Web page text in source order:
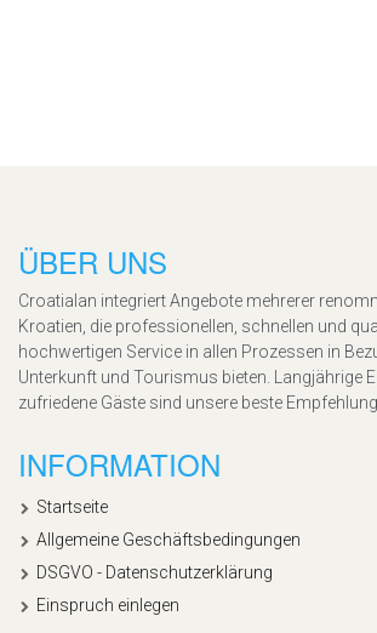
ÜBER UNS
Croatialan integriert Angebote mehrerer
Kroatien, die professionellen, schnellen und
hochwertigen Service in allen Prozessen in
Unterkunft und Tourismus bieten. Langjährige
zufriedene Gäste sind unsere beste Empfehlung.
INFORMATION
Startseite
Allgemeine Geschäftsbedingungen
DSGVO - Datenschutzerklärung
Einspruch einlegen